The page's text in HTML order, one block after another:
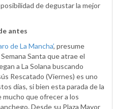
de degustar la mejor
antes
de La Mancha’, presume
Santa que atrae el
a La Solana buscando
Rescatado (Viernes) es uno
días, si bien esta parada de la
mucho que ofrecer a los
Desde su Plaza Mayor